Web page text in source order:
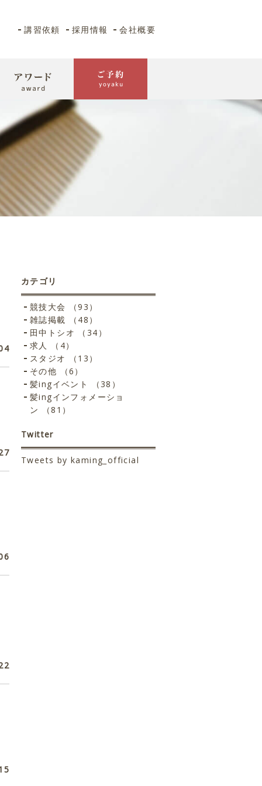
講習依頼 採用情報 会社概要
カテゴリ
競技大会 （93）
雑誌掲載 （48）
田中トシオ （34）
求人 （4）
スタジオ （13）
その他 （6）
髪ingイベント （38）
髪ingインフォメーショ
ン （81）
Twitter
Tweets by kaming_official